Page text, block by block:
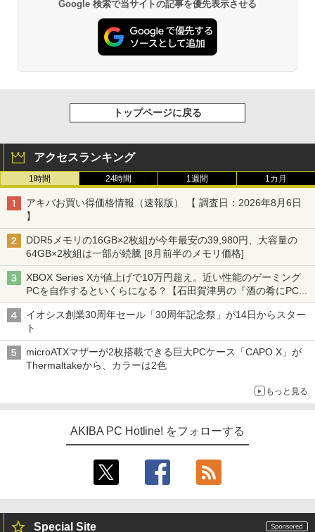
Google 検索で当サイトの記事を優先表示させる
トップページに戻る
アクセスランキング
1時間 24時間 1週間 1カ月
アキバお買い得価格情報（速報版） 【 調査日：2026年8月6日
】
DDR5メモリの16GB×2枚組が今年最安の39,980円、大容量の
64GB×2枚組は一部が続騰 [8月前半のメモリ価格]
XBOX Series Xが値上げで10万円超え。近い性能のゲーミング
PCを自作するといくらになる？【石田賀津男の『酒の肴にPCゲ
ーム』】
イオシス創業30周年セール「30周年記念祭」が14日からスター
ト
microATXマザーが2枚搭載できる巨大PCケース「CAPO X」が
Thermaltakeから、カラーは2色
もっと見る
AKIBA PC Hotline! をフォローする
Special Site